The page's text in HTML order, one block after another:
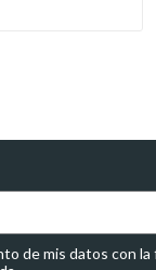
de mis datos con la